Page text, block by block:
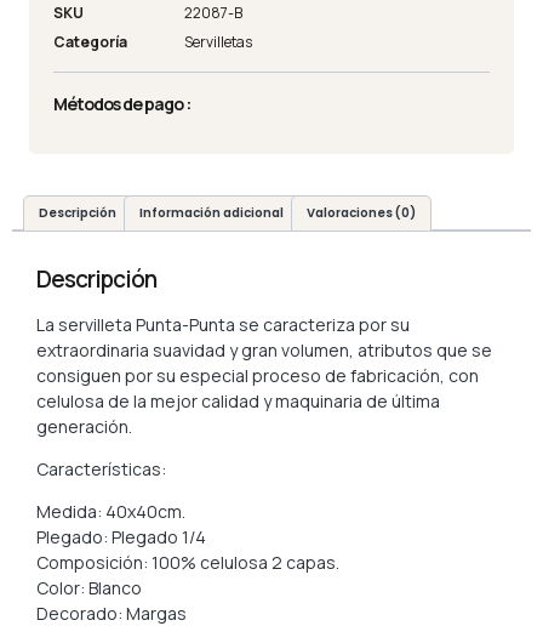
SKU
22087-B
Categoría
Servilletas
Métodos de pago :
Descripción Información adicional Valoraciones (0)
Descripción
La servilleta Punta-Punta se caracteriza por su
extraordinaria suavidad y gran volumen, atributos que se
consiguen por su especial proceso de fabricación, con
celulosa de la mejor calidad y maquinaria de última
generación.
Características:
Medida: 40x40cm.
Plegado: Plegado 1/4
Composición: 100% celulosa 2 capas.
Color: Blanco
Decorado: Margas